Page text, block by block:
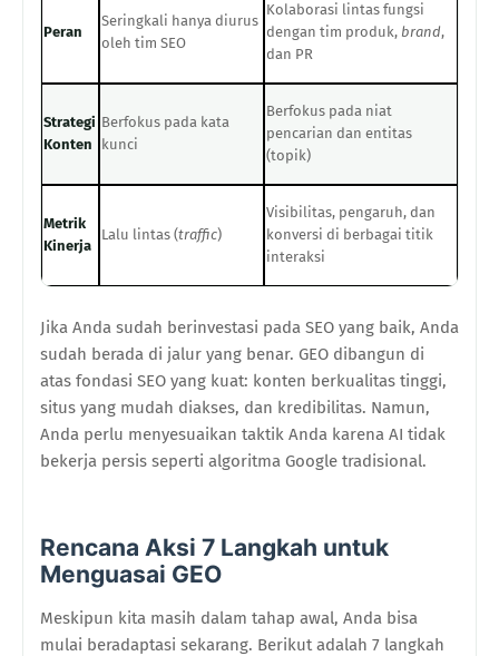
Peran
Seringkali hanya diurus
oleh tim SEO
Kolaborasi lintas fungsi
dengan tim produk, brand,
dan PR
Strategi
Konten
Berfokus pada kata
kunci
Berfokus pada niat
pencarian dan entitas
(topik)
Metrik
Kinerja
Lalu lintas (traffic)
Visibilitas, pengaruh, dan
konversi di berbagai titik
interaksi
Jika Anda sudah berinvestasi pada SEO yang baik, Anda
sudah berada di jalur yang benar. GEO dibangun di
atas fondasi SEO yang kuat: konten berkualitas tinggi,
situs yang mudah diakses, dan kredibilitas. Namun,
Anda perlu menyesuaikan taktik Anda karena AI tidak
bekerja persis seperti algoritma Google tradisional.
Rencana Aksi 7 Langkah untuk
Menguasai GEO
Meskipun kita masih dalam tahap awal, Anda bisa
mulai beradaptasi sekarang. Berikut adalah 7 langkah